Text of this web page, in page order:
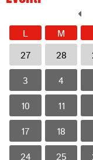
M
27 28
3 4
10 11
17 18
24 25